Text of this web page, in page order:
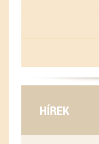
HÍREK